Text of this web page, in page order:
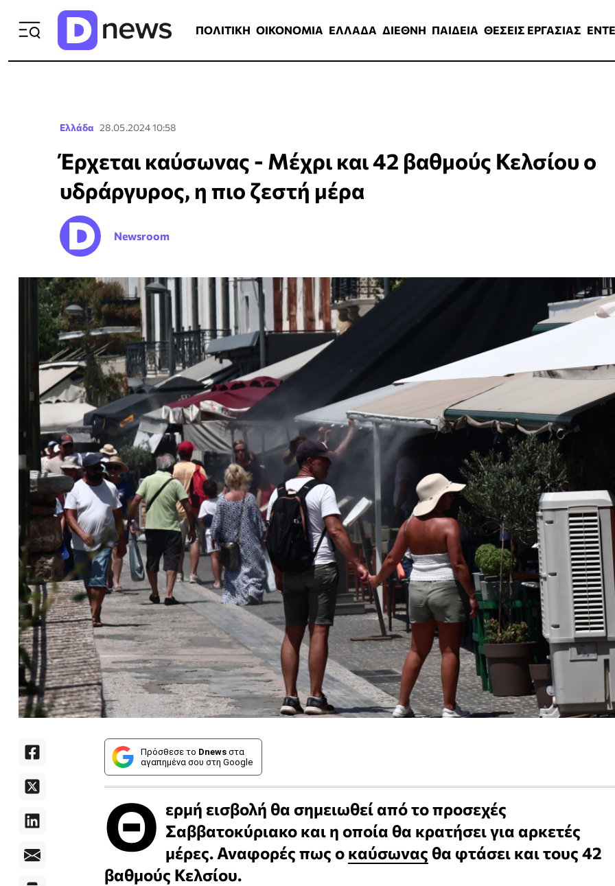
ΠΟΛΙΤΙΚΗ ΟΙΚΟΝΟΜΙΑ ΕΛΛΑΔΑ ΔΙΕΘΝΗ ΠΑΙΔΕΙΑ ΘΕΣΕΙΣ ΕΡΓΑΣΙΑΣ
Ελλάδα 28.05.2024 10:58
Έρχεται καύσωνας - Μέχρι και 42 βαθμούς Κελσίου ο
υδράργυρος, η πιο ζεστή μέρα
Newsroom
Πρόσθεσε το Dnews στα
αγαπημένα σου στη Google
Θ ερμή εισβολή θα σημειωθεί από το προσεχές
Σαββατοκύριακο και η οποία θα κρατήσει για αρκετές
μέρες. Αναφορές πως ο καύσωνας θα φτάσει και τους 42
βαθμούς Κελσίου.